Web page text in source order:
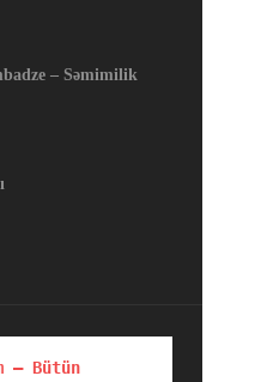
– Səmimilik
— Bütün